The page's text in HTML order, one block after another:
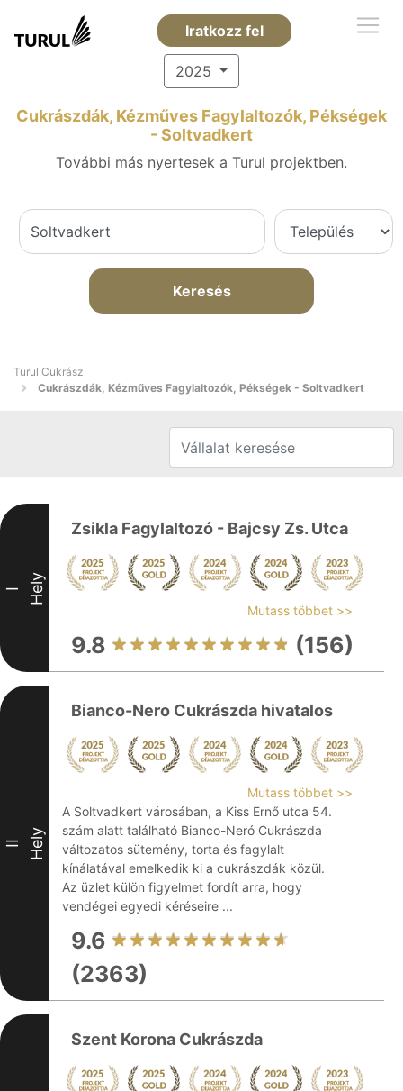
Iratkozz fel
2025
Cukrászdák, Kézműves Fagylaltozók, Pékségek
- Soltvadkert
További más nyertesek a Turul projektben.
Keresés
Turul Cukrász
Cukrászdák, Kézműves Fagylaltozók, Pékségek - Soltvadkert
I Hely
Zsikla Fagylaltozó - Bajcsy Zs. Utca
Mutass többet >>
9.8 (156)
II Hely
Bianco-Nero Cukrászda hivatalos
Mutass többet >>
A Soltvadkert városában, a Kiss Ernő utca 54.
szám alatt található Bianco-Neró Cukrászda
változatos sütemény, torta és fagylalt
kínálatával emelkedik ki a cukrászdák közül.
Az üzlet külön figyelmet fordít arra, hogy
vendégei egyedi kéréseire ...
9.6
(2363)
Szent Korona Cukrászda